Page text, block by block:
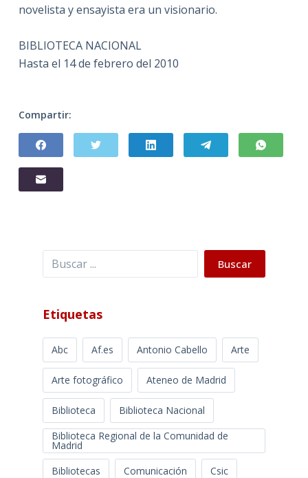
novelista y ensayista era un visionario.
BIBLIOTECA NACIONAL
Hasta el 14 de febrero del 2010
Compartir:
Buscar Buscar
Etiquetas
Abc Af.es Antonio Cabello Arte
Arte fotográfico Ateneo de Madrid
Biblioteca
Biblioteca Nacional
Biblioteca Regional de la Comunidad de
Madrid
Bibliotecas
Comunicación Csic